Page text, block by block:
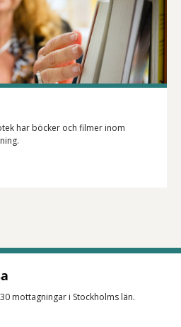
har böcker och filmer inom
mottagningar i Stockholms län.